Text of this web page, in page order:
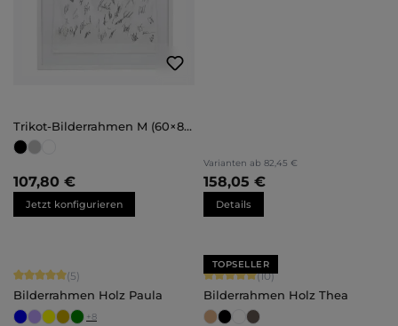
Trikot-Bilderrahmen M (60×80
cm)
107,80 €
Jetzt konfigurieren
Varianten ab 82,45 €
158,05 €
Details
Durchschnittliche Bewertung von 5 von 5 Sternen
(5)
Bilderrahmen Holz Paula
+8
TOPSELLER
Durchschnittliche Bewertung von 5
(10)
Bilderrahmen Holz Thea